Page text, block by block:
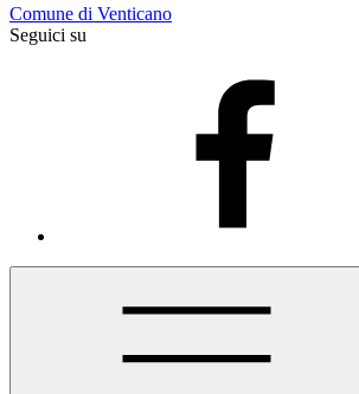
Comune di Venticano
Seguici su